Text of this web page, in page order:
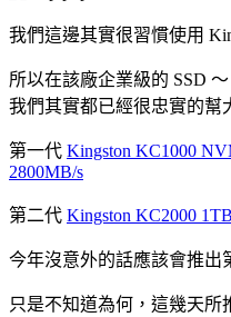
我們這邊其實很習慣使用
所以在該廠企業級的 SSD
我們其實都已經很忠實的幫
第一代 Kingston KC1000
2800MB/s
第二代 Kingston KC2000
今年沒意外的話應該會推出
只是不知道為何，這幾天所